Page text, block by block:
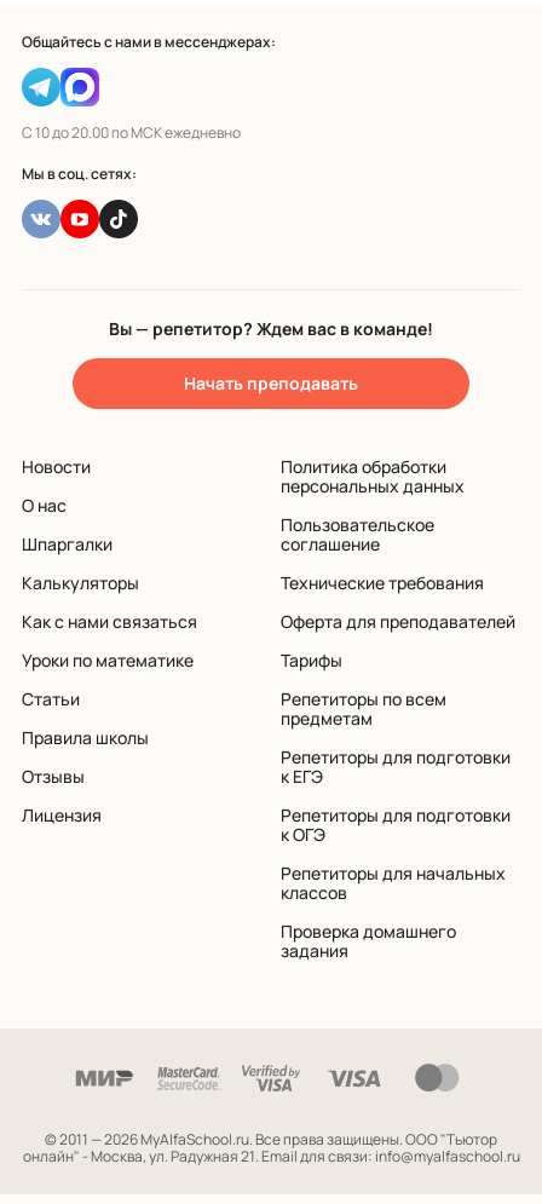
Общайтесь с нами в мессенджерах:
С 10 до 20.00 по МСК ежедневно
Мы в соц. сетях:
Вы — репетитор? Ждем вас в команде!
Начать преподавать
Новости
О нас
Шпаргалки
Калькуляторы
Как с нами связаться
Уроки по математике
Статьи
Правила школы
Отзывы
Лицензия
Политика обработки
персональных данных
Пользовательское
соглашение
Технические требования
Оферта для преподавателей
Тарифы
Репетиторы по всем
предметам
Репетиторы для подготовки
к ЕГЭ
Репетиторы для подготовки
к ОГЭ
Репетиторы для начальных
классов
Проверка домашнего
задания
© 2011 — 2026 MyAlfaSchool.ru. Все права защищены.ООО "Тьютор
онлайн" - Москва, ул. Радужная 21. Email для связи: info@myalfaschool.ru